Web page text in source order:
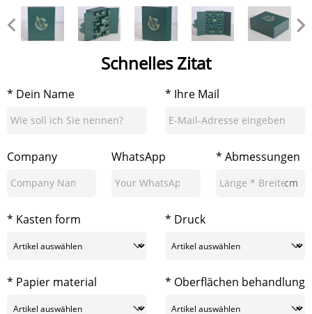
Schnelles Zitat
* Dein Name * Ihre Mail
Company WhatsApp * Abmessungen
cm
* Kasten form * Druck
* Papier material * Oberflächen behandlung